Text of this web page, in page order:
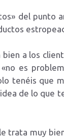
del punto
a los
es
tenéis que
de lo que
trata muy